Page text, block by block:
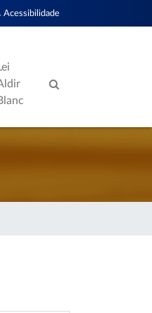
Acessibilidade